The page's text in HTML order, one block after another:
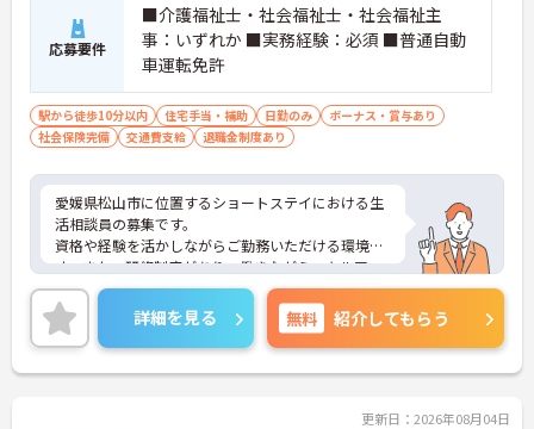
応募要件
■介護福祉士・社会福祉士・社会福祉主
事：いずれか ■実務経験：必須 ■普通自動
車運転免許
駅から徒歩10分以内 住宅手当・補助 日勤のみ
ボーナス・賞与あり
社会保険完備
交通費支給 退職金制度あり
愛媛県松山市に位置するショートステイにおける生
活相談員の募集です。
資格や経験を活かしながらご勤務いただける環境で
す。また、研修制度があり、働きながらスキルアッ
プが目指せる環境です。
ご興味のある方には、面接対策ポイントなど、さら
に詳細をご案内しますのでお気軽にご相談くださ
い！
詳細を見る 無料 紹介してもらう
更新日：2026年08月04日